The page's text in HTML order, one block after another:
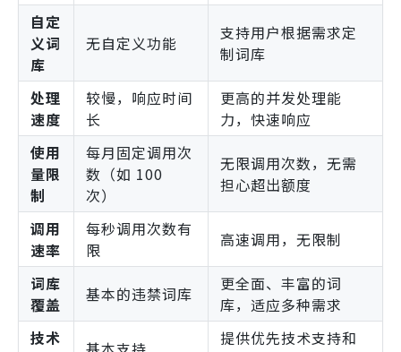
自定
义词
库
无自定义功能
支持用户根据需求定
制词库
处理
速度
较慢，响应时间
长
更高的并发处理能
力，快速响应
使用
量限
制
每月固定调用次
数（如 100
次）
无限调用次数，无需
担心超出额度
调用
速率
每秒调用次数有
限
高速调用，无限制
词库
覆盖
基本的违禁词库
更全面、丰富的词
库，适应多种需求
技术
提供优先技术支持和